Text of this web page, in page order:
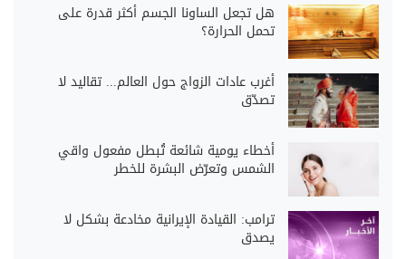
هل تجعل الساونا الجسم أكثر قدرة على
تحمل الحرارة؟
أغرب عادات الزواج حول العالم... تقاليد لا
تصدّق
أخطاء يومية شائعة تُبطل مفعول واقي
الشمس وتعرّض البشرة للخطر
ترامب: القيادة الإيرانية مخادعة بشكل لا
يصدق